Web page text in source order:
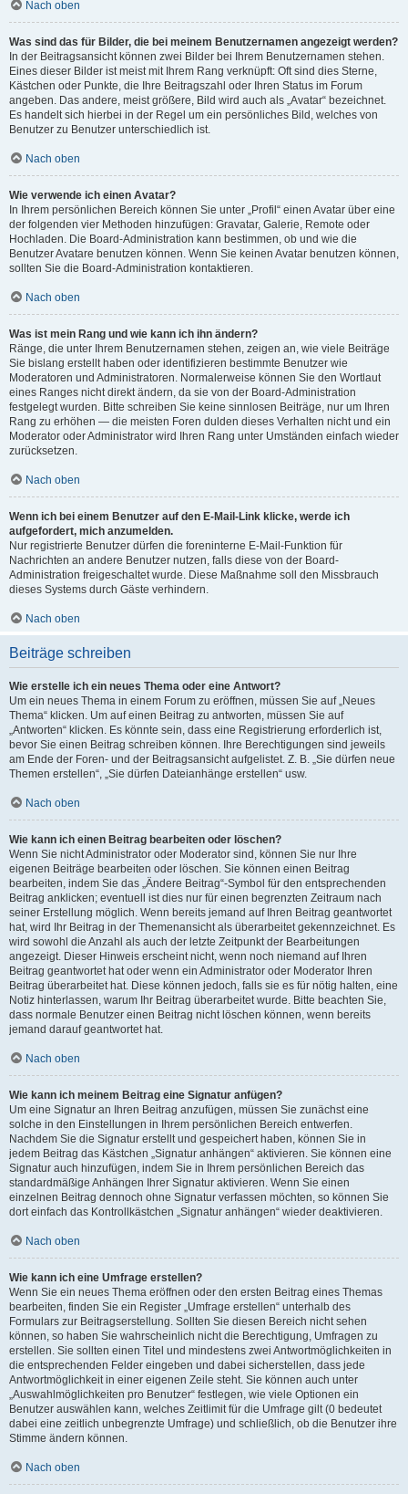
Nach oben
Was sind das für Bilder, die bei meinem Benutzernamen angezeigt werden?
In der Beitragsansicht können zwei Bilder bei Ihrem Benutzernamen stehen.
Eines dieser Bilder ist meist mit Ihrem Rang verknüpft: Oft sind dies Sterne,
Kästchen oder Punkte, die Ihre Beitragszahl oder Ihren Status im Forum
angeben. Das andere, meist größere, Bild wird auch als „Avatar“ bezeichnet.
Es handelt sich hierbei in der Regel um ein persönliches Bild, welches von
Benutzer zu Benutzer unterschiedlich ist.
Nach oben
Wie verwende ich einen Avatar?
In Ihrem persönlichen Bereich können Sie unter „Profil“ einen Avatar über eine
der folgenden vier Methoden hinzufügen: Gravatar, Galerie, Remote oder
Hochladen. Die Board-Administration kann bestimmen, ob und wie die
Benutzer Avatare benutzen können. Wenn Sie keinen Avatar benutzen können,
sollten Sie die Board-Administration kontaktieren.
Nach oben
Was ist mein Rang und wie kann ich ihn ändern?
Ränge, die unter Ihrem Benutzernamen stehen, zeigen an, wie viele Beiträge
Sie bislang erstellt haben oder identifizieren bestimmte Benutzer wie
Moderatoren und Administratoren. Normalerweise können Sie den Wortlaut
eines Ranges nicht direkt ändern, da sie von der Board-Administration
festgelegt wurden. Bitte schreiben Sie keine sinnlosen Beiträge, nur um Ihren
Rang zu erhöhen — die meisten Foren dulden dieses Verhalten nicht und ein
Moderator oder Administrator wird Ihren Rang unter Umständen einfach wieder
zurücksetzen.
Nach oben
Wenn ich bei einem Benutzer auf den E-Mail-Link klicke, werde ich
aufgefordert, mich anzumelden.
Nur registrierte Benutzer dürfen die foreninterne E-Mail-Funktion für
Nachrichten an andere Benutzer nutzen, falls diese von der Board-
Administration freigeschaltet wurde. Diese Maßnahme soll den Missbrauch
dieses Systems durch Gäste verhindern.
Nach oben
Beiträge schreiben
Wie erstelle ich ein neues Thema oder eine Antwort?
Um ein neues Thema in einem Forum zu eröffnen, müssen Sie auf „Neues
Thema“ klicken. Um auf einen Beitrag zu antworten, müssen Sie auf
„Antworten“ klicken. Es könnte sein, dass eine Registrierung erforderlich ist,
bevor Sie einen Beitrag schreiben können. Ihre Berechtigungen sind jeweils
am Ende der Foren- und der Beitragsansicht aufgelistet. Z. B. „Sie dürfen neue
Themen erstellen“, „Sie dürfen Dateianhänge erstellen“ usw.
Nach oben
Wie kann ich einen Beitrag bearbeiten oder löschen?
Wenn Sie nicht Administrator oder Moderator sind, können Sie nur Ihre
eigenen Beiträge bearbeiten oder löschen. Sie können einen Beitrag
bearbeiten, indem Sie das „Ändere Beitrag“-Symbol für den entsprechenden
Beitrag anklicken; eventuell ist dies nur für einen begrenzten Zeitraum nach
seiner Erstellung möglich. Wenn bereits jemand auf Ihren Beitrag geantwortet
hat, wird Ihr Beitrag in der Themenansicht als überarbeitet gekennzeichnet. Es
wird sowohl die Anzahl als auch der letzte Zeitpunkt der Bearbeitungen
angezeigt. Dieser Hinweis erscheint nicht, wenn noch niemand auf Ihren
Beitrag geantwortet hat oder wenn ein Administrator oder Moderator Ihren
Beitrag überarbeitet hat. Diese können jedoch, falls sie es für nötig halten, eine
Notiz hinterlassen, warum Ihr Beitrag überarbeitet wurde. Bitte beachten Sie,
dass normale Benutzer einen Beitrag nicht löschen können, wenn bereits
jemand darauf geantwortet hat.
Nach oben
Wie kann ich meinem Beitrag eine Signatur anfügen?
Um eine Signatur an Ihren Beitrag anzufügen, müssen Sie zunächst eine
solche in den Einstellungen in Ihrem persönlichen Bereich entwerfen.
Nachdem Sie die Signatur erstellt und gespeichert haben, können Sie in
jedem Beitrag das Kästchen „Signatur anhängen“ aktivieren. Sie können eine
Signatur auch hinzufügen, indem Sie in Ihrem persönlichen Bereich das
standardmäßige Anhängen Ihrer Signatur aktivieren. Wenn Sie einen
einzelnen Beitrag dennoch ohne Signatur verfassen möchten, so können Sie
dort einfach das Kontrollkästchen „Signatur anhängen“ wieder deaktivieren.
Nach oben
Wie kann ich eine Umfrage erstellen?
Wenn Sie ein neues Thema eröffnen oder den ersten Beitrag eines Themas
bearbeiten, finden Sie ein Register „Umfrage erstellen“ unterhalb des
Formulars zur Beitragserstellung. Sollten Sie diesen Bereich nicht sehen
können, so haben Sie wahrscheinlich nicht die Berechtigung, Umfragen zu
erstellen. Sie sollten einen Titel und mindestens zwei Antwortmöglichkeiten in
die entsprechenden Felder eingeben und dabei sicherstellen, dass jede
Antwortmöglichkeit in einer eigenen Zeile steht. Sie können auch unter
„Auswahlmöglichkeiten pro Benutzer“ festlegen, wie viele Optionen ein
Benutzer auswählen kann, welches Zeitlimit für die Umfrage gilt (0 bedeutet
dabei eine zeitlich unbegrenzte Umfrage) und schließlich, ob die Benutzer ihre
Stimme ändern können.
Nach oben